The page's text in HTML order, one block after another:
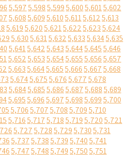
5,5975,5985,5995,6005,6015,602
5,6085,6095,6105,6115,6125,613
5,6195,6205,6215,6225,6235,624
5,6305,6315,6325,6335,6345,635
5,6415,6425,6435,6445,6455,646
5,6525,6535,6545,6555,6565,657
5,6635,6645,6655,6665,6675,668
5,6745,6755,6765,6775,678
5,6845,6855,6865,6875,6885,689
5,6955,6965,6975,6985,6995,700
5,7065,7075,7085,7095,710
5,7165,7175,7185,7195,7205,721
5,7275,7285,7295,7305,731
5,7375,7385,7395,7405,741
5,7475,7485,7495,7505,751